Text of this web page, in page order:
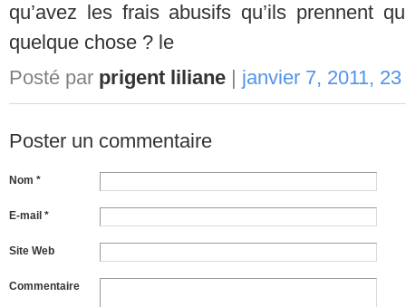
qu’avez les frais abusifs qu’ils prennent
quelque chose ? le
Posté par prigent liliane | janvier 7, 2011,
Poster un commentaire
Nom *
E-mail *
Site Web
Commentaire